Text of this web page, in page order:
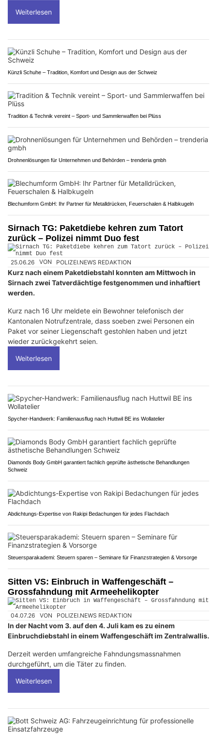
Weiterlesen
Künzli Schuhe – Tradition, Komfort und Design aus der Schweiz
Tradition & Technik vereint – Sport- und Sammlerwaffen bei Plüss
Drohnenlösungen für Unternehmen und Behörden – trenderia gmbh
Blechumform GmbH: Ihr Partner für Metalldrücken, Feuerschalen & Halbkugeln
Sirnach TG: Paketdiebe kehren zum Tatort
zurück – Polizei nimmt Duo fest
25.06.26 VON POLIZEI.NEWS REDAKTION
Kurz nach einem Paketdiebstahl konnten am Mittwoch in
Sirnach zwei Tatverdächtige festgenommen und inhaftiert
werden.
Kurz nach 16 Uhr meldete ein Bewohner telefonisch der
Kantonalen Notrufzentrale, dass soeben zwei Personen ein
Paket vor seiner Liegenschaft gestohlen haben und jetzt
wieder zurückgekehrt seien.
Weiterlesen
Spycher-Handwerk: Familienausflug nach Huttwil BE ins Wollatelier
Diamonds Body GmbH garantiert fachlich geprüfte ästhetische Behandlungen
Schweiz
Abdichtungs-Expertise von Rakipi Bedachungen für jedes Flachdach
Steuersparakademi: Steuern sparen – Seminare für Finanzstrategien & Vorsorge
Sitten VS: Einbruch in Waffengeschäft –
Grossfahndung mit Armeehelikopter
04.07.26 VON POLIZEI.NEWS REDAKTION
In der Nacht vom 3. auf den 4. Juli kam es zu einem
Einbruchdiebstahl in einem Waffengeschäft im Zentralwallis.
Derzeit werden umfangreiche Fahndungsmassnahmen
durchgeführt, um die Täter zu finden.
Weiterlesen